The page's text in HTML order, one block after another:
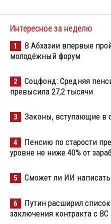
Интересное за неделю
1
В Абхазии впервые
молодёжный форум
2
Соцфонд: Средняя
превысила 27,2 тысячи
3 Законы, вступающие в
4
Пенсию по старости
уровне не ниже 40% от
5 Сможет ли ИИ
6
Путин расширил
заключения контракта с